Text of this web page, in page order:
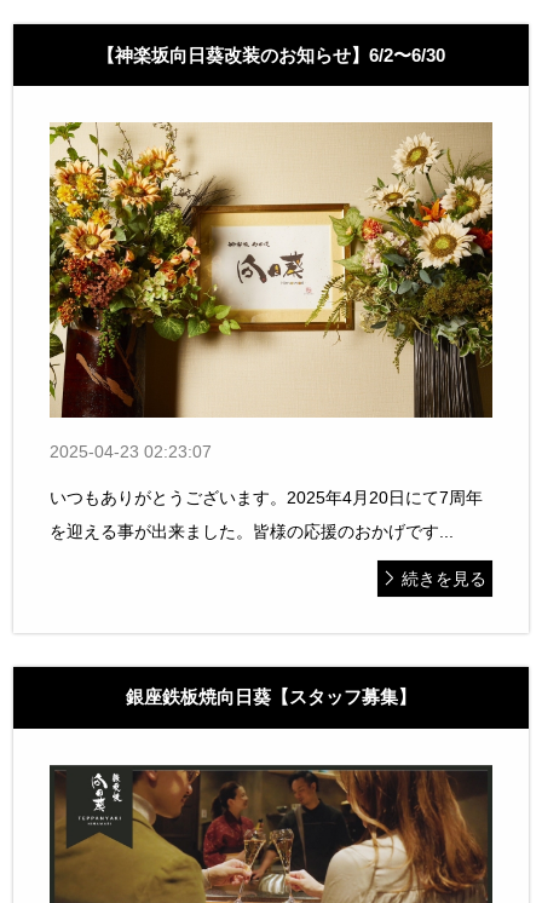
【神楽坂向日葵改装のお知らせ】6/2〜6/30
2025-04-23 02:23:07
いつもありがとうございます。2025年4月20日にて7周年
を迎える事が出来ました。皆様の応援のおかげです...
続きを見る
銀座鉄板焼向日葵【スタッフ募集】